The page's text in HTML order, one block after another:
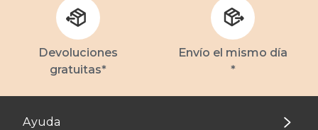
Devoluciones
gratuitas*
Envío el mismo día
*
Ayuda